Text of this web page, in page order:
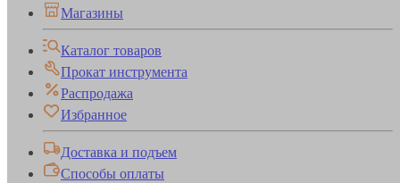
Магазины
Каталог товаров
Прокат инструмента
Распродажа
Избранное
Доставка и подъем
Способы оплаты